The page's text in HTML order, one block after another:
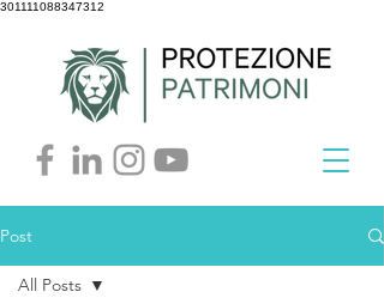
301111088347312
Post
All Posts